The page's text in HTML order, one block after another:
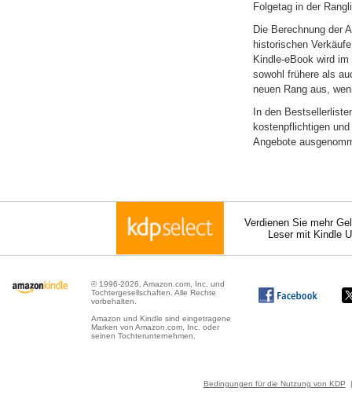
Folgetag in der
Die Berechnung der
historischen
Kindle-eBook wird
sowohl frühere als
neuen Rang aus,
In den
kostenpflichtigen
Angebote
Verdienen Sie mehr
Leser mit Kindle
© 1996-2026, Amazon.com, Inc. und
Tochtergesellschaften. Alle Rechte
vorbehalten.
Amazon und Kindle sind eingetragene
Marken von Amazon.com, Inc. oder
seinen Tochterunternehmen.
Bedingungen für die Nutzung von KDP